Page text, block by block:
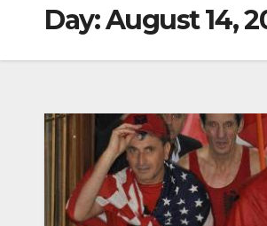
Day:August 14,